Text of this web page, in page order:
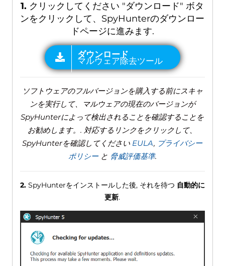
1. クリックしてください "ダウンロード" ボタ
ンをクリックして、SpyHunterのダウンロー
ドページに進みます.
ソフトウェアのフルバージョンを購入する前にスキャ
ンを実行して、マルウェアの現在のバージョンが
SpyHunterによって検出されることを確認することを
お勧めします。. 対応するリンクをクリックして、
SpyHunterを確認してください EULA, プライバシー
ポリシーと 脅威評価基準.
2.SpyHunterをインストールした後, それを待つ 自動的に
更新.